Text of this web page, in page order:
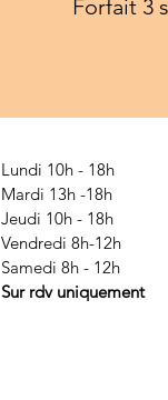
Lundi 10h - 18h
Mardi 13h -18h
Jeudi 10h - 18h
Vendredi 8h-12h
Samedi 8h - 12h
Sur rdv uniquement